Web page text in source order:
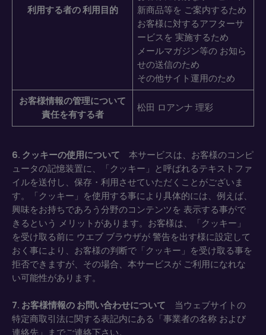
利用する者の 利用目的
新商品等を ご案内するため
お客様に対するアフターサ
ービスを 実施するため
メールマガジン等の お知ら
せの送信のため
その他サイト運用のため
お客様情報の管理について
責任を有する者
松田 ロアンナ 理彩
6. クッキーの使用について 本サービスは、お客様のコンピ
ュータの記憶装置に、「クッキー」と呼ばれるテキストファ
イルを送付し、保存・利用させていただくことがございま
す。「クッキー」を使用する事により具体的には、例えば、
興味をお持ちであろう分野のコンテンツを 表示する事がで
きるという メリットがあります。お客様は、「クッキー」
を受け取る前に ウエブ ブラウザが 警告を出す様に設定して
おく事により、お客様の判断で「クッキー」を受け取る事を
拒否できますが、その場合、本サービスが ご利用になれな
い可能性があります。
7. お客様情報の お問い合わせについて 当ウェブサイトの
特定商取引法に関する表記内にある「事業者の名称 および
連絡先」までご連絡下さい。